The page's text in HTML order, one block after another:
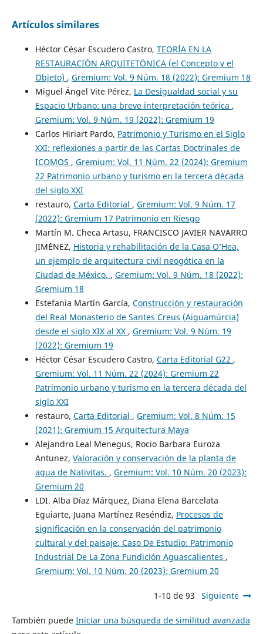
Artículos similares
Héctor César Escudero Castro, TEORÍA EN LA
RESTAURACIÓN ARQUITETÓNICA (el Concepto y el
Objeto) , Gremium: Vol. 9 Núm. 18 (2022): Gremium 18
Miguel Ángel Vite Pérez, La Desigualdad social y su
Espacio Urbano: una breve interpretación teórica ,
Gremium: Vol. 9 Núm. 19 (2022): Gremium 19
Carlos Hiriart Pardo, Patrimonio y Turismo en el Siglo
XXI: reflexiones a partir de las Cartas Doctrinales de
ICOMOS , Gremium: Vol. 11 Núm. 22 (2024): Gremium
22 Patrimonio urbano y turismo en la tercera década
del siglo XXI
restauro, Carta Editorial , Gremium: Vol. 9 Núm. 17
(2022): Gremium 17 Patrimonio en Riesgo
Martín M. Checa Artasu, FRANCISCO JAVIER NAVARRO
JIM´´ENEZ, Historia y rehabilitación de la Casa O’Hea,
un ejemplo de arquitectura civil neogótica en la
Ciudad de México. , Gremium: Vol. 9 Núm. 18 (2022):
Gremium 18
Estefania Martín García, Construcción y restauración
del Real Monasterio de Santes Creus (Aiguamúrcia)
desde el siglo XIX al XX , Gremium: Vol. 9 Núm. 19
(2022): Gremium 19
Héctor César Escudero Castro, Carta Editorial G22 ,
Gremium: Vol. 11 Núm. 22 (2024): Gremium 22
Patrimonio urbano y turismo en la tercera década del
siglo XXI
restauro, Carta Editorial , Gremium: Vol. 8 Núm. 15
(2021): Gremium 15 Arquitectura Maya
Alejandro Leal Menegus, Rocio Barbara Euroza
Antunez, Valoración y conservación de la planta de
agua de Nativitas. , Gremium: Vol. 10 Núm. 20 (2023):
Gremium 20
LDI. Alba Díaz Márquez, Diana Elena Barcelata
Eguiarte, Juana Martínez Reséndiz, Procesos de
significación en la conservación del patrimonio
cultural y del paisaje. Caso De Estudio: Patrimonio
Industrial De La Zona Fundición Aguascalientes ,
Gremium: Vol. 10 Núm. 20 (2023): Gremium 20
1-10 de 93 Siguiente
También puede Iniciar una búsqueda de similitud avanzada